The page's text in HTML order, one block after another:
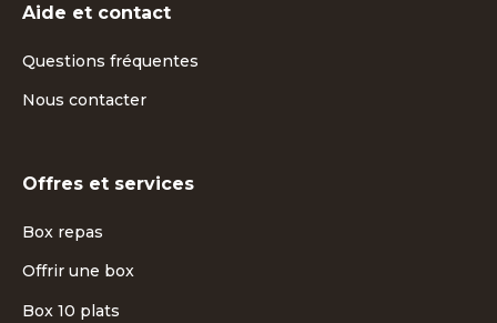
Aide et contact
Questions fréquentes
Nous contacter
Offres et services
Box repas
Offrir une box
Box 10 plats